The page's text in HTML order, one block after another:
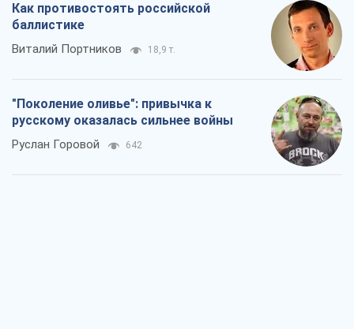
Как противостоять российской
баллистике
Виталий Портников 18,9 т.
"Поколение оливье": привычка к
русскому оказалась сильнее войны
Руслан Горовой 642